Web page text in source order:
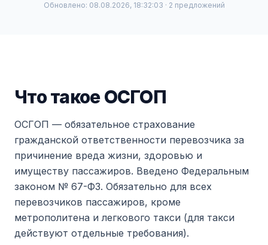
Обновлено: 08.08.2026, 18:32:03 · 2 предложений
Что такое ОСГОП
ОСГОП — обязательное страхование
гражданской ответственности перевозчика за
причинение вреда жизни, здоровью и
имуществу пассажиров. Введено Федеральным
законом № 67-ФЗ. Обязательно для всех
перевозчиков пассажиров, кроме
метрополитена и легкового такси (для такси
действуют отдельные требования).